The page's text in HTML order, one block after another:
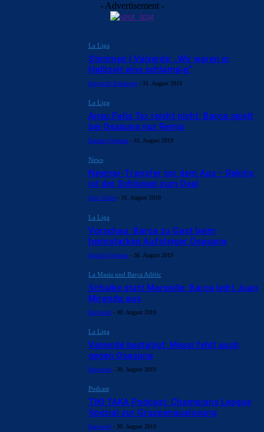
- Advertisement -
La Liga
Stimmen | Valverde: „Wir waren in
Halbzeit eins schlampig“
Barçawelt Redaktion - 31. August 2019
La Liga
Ansu Fatis Tor reicht nicht: Barça spielt
bei Osasuna nur Remis
Bastian Quednau - 31. August 2019
News
Neymar-Transfer vor dem Aus – Rakitic
ist der Schlüssel zum Deal
Alex Truica - 31. August 2019
La Liga
Vorschau: Barça zu Gast beim
heimstarken Aufsteiger Osasuna
Bastian Quednau - 30. August 2019
La Masia und Barça Atlètic
Schalke statt Marseille: Barça leiht Juan
Miranda aus
Barçawelt - 30. August 2019
La Liga
Valverde bestätigt: Messi fehlt auch
gegen Osasuna
Barçawelt - 30. August 2019
Podcast
TIKI TAKA Podcast: Champions League
Spezial zur Gruppenauslosung
Barçawelt - 30. August 2019